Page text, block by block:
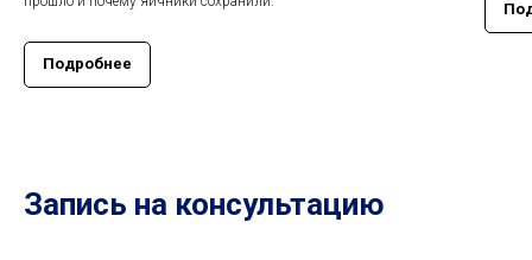
Подробнее
Запись на консультацию